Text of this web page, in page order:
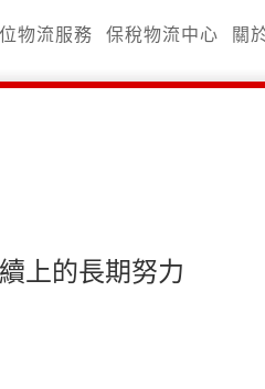
物流服務 保稅物流中心 關
上的長期努力